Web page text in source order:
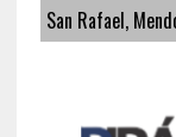
San Rafael,